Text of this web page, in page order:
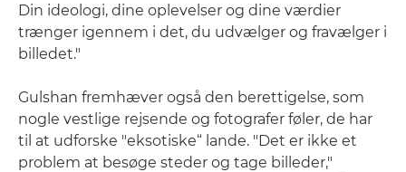
Din ideologi, dine oplevelser og dine værdier
trænger igennem i det, du udvælger og fravælger i
billedet."
Gulshan fremhæver også den berettigelse, som
nogle vestlige rejsende og fotografer føler, de har
til at udforske "eksotiske“ lande. "Det er ikke et
problem at besøge steder og tage billeder,"